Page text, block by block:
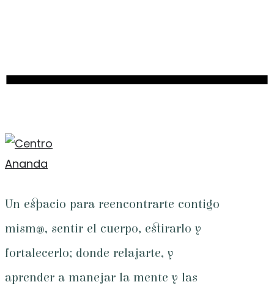
Un espacio para reencontrarte contigo
mism@, sentir el cuerpo, estirarlo y
fortalecerlo; donde relajarte, y
aprender a manejar la mente y las